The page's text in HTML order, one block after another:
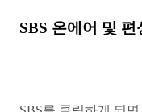
SBS 온에어 및 편